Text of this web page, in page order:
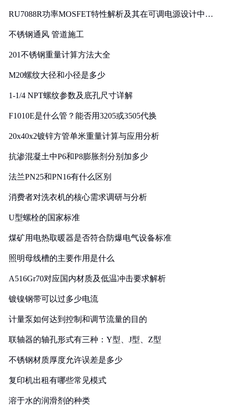
RU7088R功率MOSFET特性解析及其在可调电源设计中的
不锈钢通风 管道施工
201不锈钢重量计算方法大全
M20螺纹大径和小径是多少
1-1/4 NPT螺纹参数及底孔尺寸详解
F1010E是什么管？能否用3205或3505代换
20x40x2镀锌方管单米重量计算与应用分析
抗渗混凝土中P6和P8膨胀剂分别加多少
法兰PN25和PN16有什么区别
消费者对洗衣机的核心需求调研与分析
U型螺栓的国家标准
煤矿用电热取暖器是否符合防爆电气设备标准
照明母线槽的主要作用是什么
A516Gr70对应国内材质及低温冲击要求解析
镀镍钢带可以过多少电流
计量泵如何达到控制和调节流量的目的
联轴器的轴孔形式有三种：Y型、J型、Z型
不锈钢材质厚度允许误差是多少
复印机出租有哪些常见模式
溶于水的润滑剂的种类